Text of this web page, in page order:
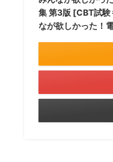
集 第3版 [CBT試
なが欲しかった！